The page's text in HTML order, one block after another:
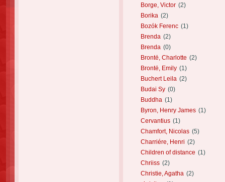
Borge, Victor (2)
Borika (2)
Bozók Ferenc (1)
Brenda (2)
Brenda (0)
Brontë, Charlotte (2)
Brontë, Emily (1)
Buchert Leila (2)
Budai Sy (0)
Buddha (1)
Byron, Henry James (1)
Cervantius (1)
Chamfort, Nicolas (5)
Charriére, Henri (2)
Children of distance (1)
Chriiss (2)
Christie, Agatha (2)